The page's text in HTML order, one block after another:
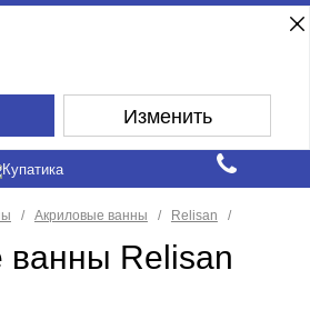
Изменить
Акриловые ванны Relisan
ванны Relisan